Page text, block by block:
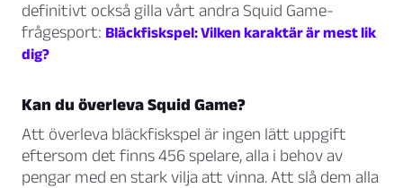
definitivt också gilla vårt andra Squid Game-
frågesport: Bläckfiskspel: Vilken karaktär är mest lik
dig?
Kan du överleva Squid Game?
Att överleva bläckfiskspel är ingen lätt uppgift
eftersom det finns 456 spelare, alla i behov av
pengar med en stark vilja att vinna. Att slå dem alla